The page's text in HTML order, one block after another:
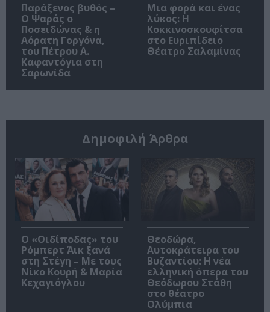
Παράξενος βυθός –
Ο Ψαράς ο
Ποσειδώνας & η
Αόρατη Γοργόνα,
του Πέτρου Α.
Καφαντόγια στη
Σαρωνίδα
Μια φορά και ένας
λύκος: Η
Κοκκινοσκουφίτσα
στο Ευριπίδειο
Θέατρο Σαλαμίνας
Δημοφιλή Άρθρα
O «Οιδίποδας» του
Ρόμπερτ Άικ ξανά
στη Στέγη – Με τους
Νίκο Κουρή & Μαρία
Κεχαγιόγλου
Θεοδώρα,
Αυτοκράτειρα του
Βυζαντίου: Η νέα
ελληνική όπερα του
Θεόδωρου Στάθη
στο θέατρο
Ολύμπια